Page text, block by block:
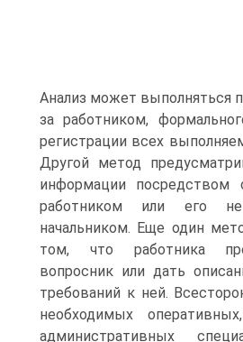
Анализ может выполняться
за работником,
регистрации всех
Другой метод
информации посредством
работником или его
начальником. Еще один
том, что работника
вопросник или дать
требований к ней.
необходимых
административных